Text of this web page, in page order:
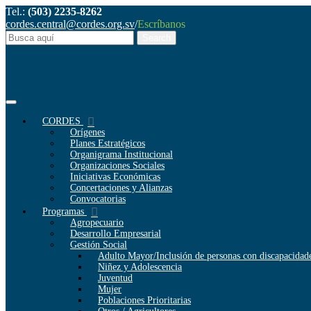
Tel.: (503) 2235-8262
cordes.central@cordes.org.sv/Escríbanos
CORDES
Orígenes
Planes Estratégicos
Organigrama Institucional
Organizaciones Sociales
Iniciativas Económicas
Concertaciones y Alianzas
Convocatorias
Programas
Agropecuario
Desarrollo Empresarial
Gestión Social
Adulto Mayor/Inclusión de personas con
Niñez y Adolescencia
Juventud
Mujer
Poblaciones Prioritarias